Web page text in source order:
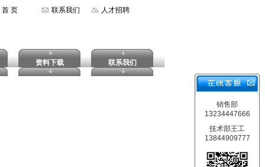
首 页 联系我们 人才招聘
资料下载 联系我们
销售部
13234447666
技术部王工
13844909777